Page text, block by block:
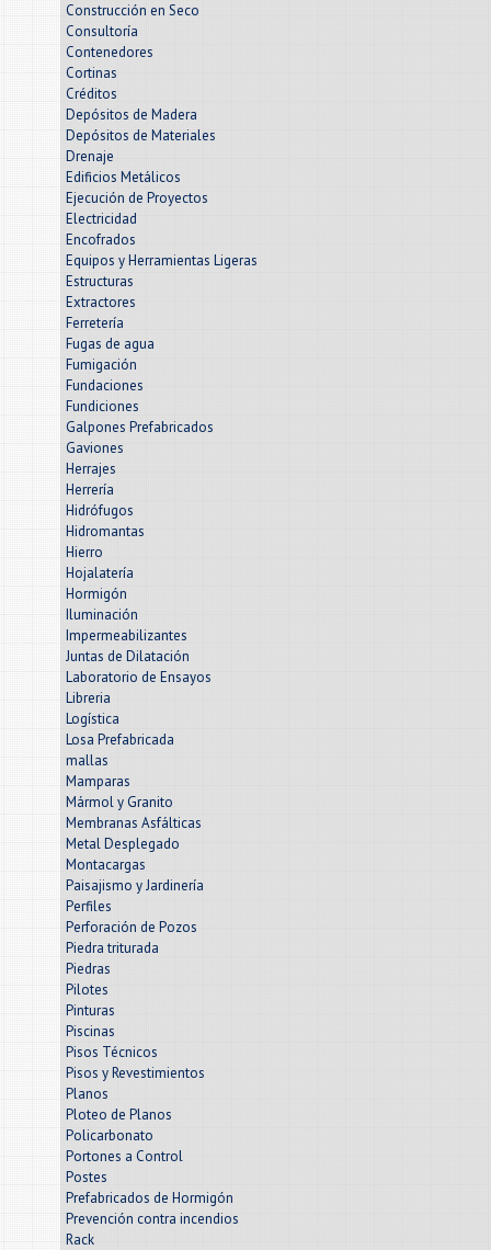
Construcción en Seco
Consultoría
Contenedores
Cortinas
Créditos
Depósitos de Madera
Depósitos de Materiales
Drenaje
Edificios Metálicos
Ejecución de Proyectos
Electricidad
Encofrados
Equipos y Herramientas Ligeras
Estructuras
Extractores
Ferretería
Fugas de agua
Fumigación
Fundaciones
Fundiciones
Galpones Prefabricados
Gaviones
Herrajes
Herrería
Hidrófugos
Hidromantas
Hierro
Hojalatería
Hormigón
Iluminación
Impermeabilizantes
Juntas de Dilatación
Laboratorio de Ensayos
Libreria
Logística
Losa Prefabricada
mallas
Mamparas
Mármol y Granito
Membranas Asfálticas
Metal Desplegado
Montacargas
Paisajismo y Jardinería
Perfiles
Perforación de Pozos
Piedra triturada
Piedras
Pilotes
Pinturas
Piscinas
Pisos Técnicos
Pisos y Revestimientos
Planos
Ploteo de Planos
Policarbonato
Portones a Control
Postes
Prefabricados de Hormigón
Prevención contra incendios
Rack